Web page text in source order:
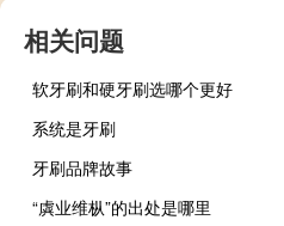
相关问题
软牙刷和硬牙刷选哪个更好
系统是牙刷
牙刷品牌故事
“虡业维枞”的出处是哪里